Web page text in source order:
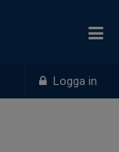
Logga in